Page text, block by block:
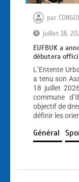
par
juillet 18,
EUFBUK a
débutera
L’Entente
a tenu son
18 juillet
commune
objectif de
définir les
Général